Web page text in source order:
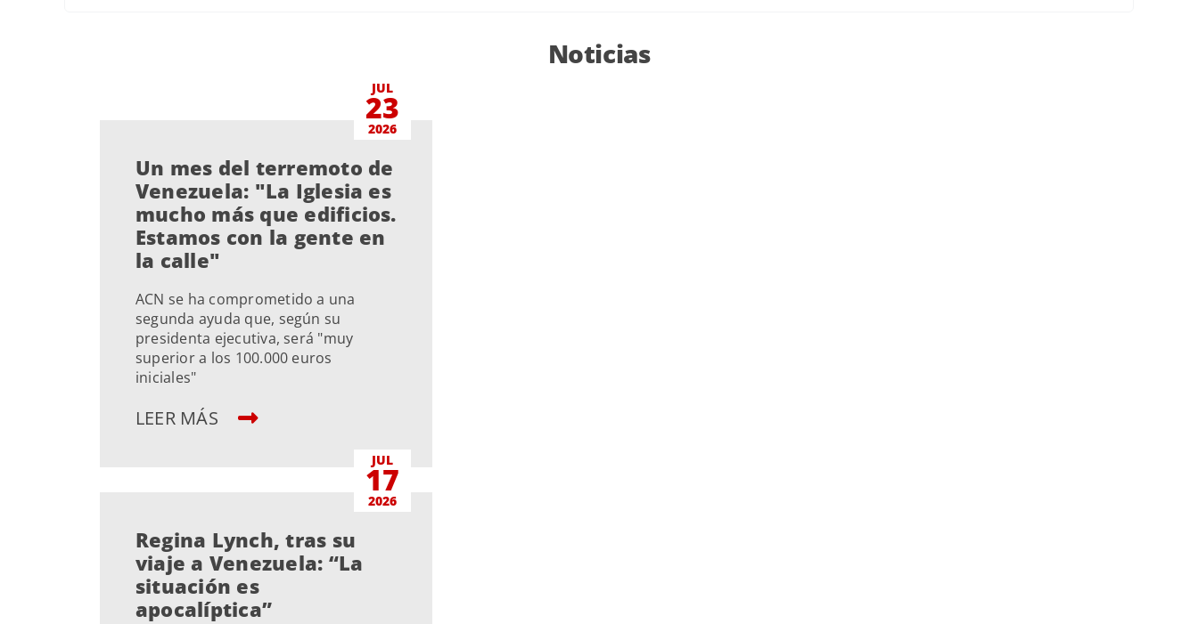
Noticias
JUL
23
2026
Un mes del terremoto de
Venezuela: "La Iglesia es
mucho más que edificios.
Estamos con la gente en
la calle"
ACN se ha comprometido a una
segunda ayuda que, según su
presidenta ejecutiva, será "muy
superior a los 100.000 euros
iniciales"
LEER MÁS
JUL
17
2026
Regina Lynch, tras su
viaje a Venezuela: “La
situación es
apocalíptica”